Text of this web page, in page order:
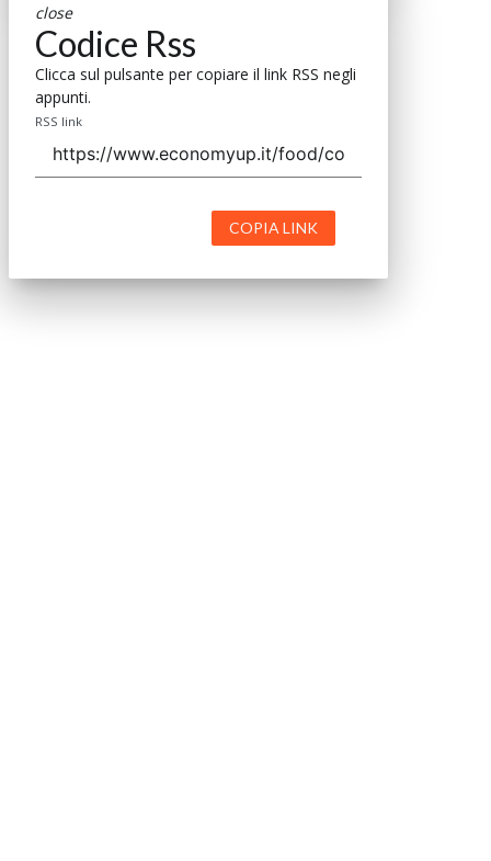
close
Codice Rss
Clicca sul pulsante per copiare il link RSS negli
appunti.
RSS link
COPIA LINK